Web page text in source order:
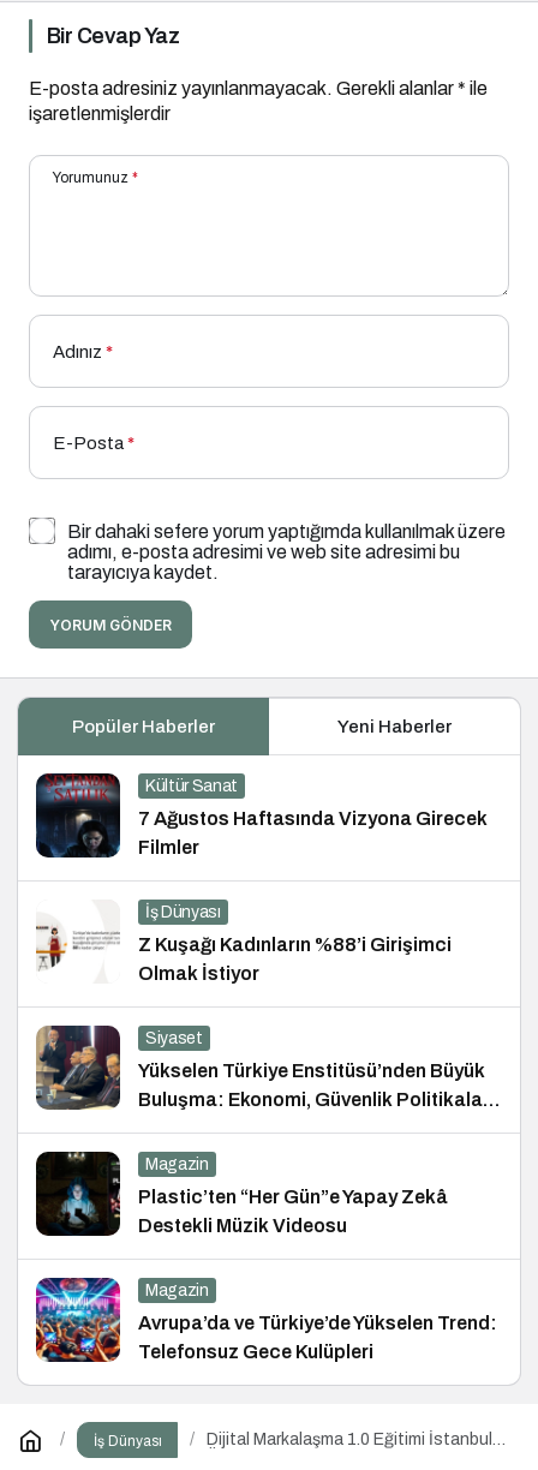
Bir Cevap Yaz
E-posta adresiniz yayınlanmayacak. Gerekli alanlar* ile
işaretlenmişlerdir
Yorumunuz *
Adınız *
E-Posta*
Bir dahaki sefere yorum yaptığımda kullanılmak üzere
adımı, e-posta adresimi ve web site adresimi bu
tarayıcıya kaydet.
YORUM GÖNDER
Popüler Haberler Yeni Haberler
Kültür Sanat
7 Ağustos Haftasında Vizyona Girecek
Filmler
İş Dünyası
Z Kuşağı Kadınların %88’i Girişimci
Olmak İstiyor
Siyaset
Yükselen Türkiye Enstitüsü’nden Büyük
Buluşma: Ekonomi, Güvenlik Politikaları
ve Hukuk Konferansı
Magazin
Plastic’ten “Her Gün”e Yapay Zekâ
Destekli Müzik Videosu
Magazin
Avrupa’da ve Türkiye’de Yükselen Trend:
Telefonsuz Gece Kulüpleri
İş Dünyası
Dijital Markalaşma 1.0 Eğitimi İstanbul